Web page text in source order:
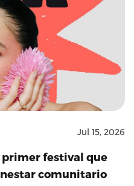
Jul 15, 2026
primer festival que
comunitario